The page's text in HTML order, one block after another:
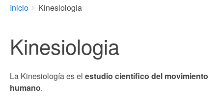
Breadcrumbs
You
Inicio Kinesiologia
Kinesiologia
La Kinesiología es el estudio científico del movimiento
humano.